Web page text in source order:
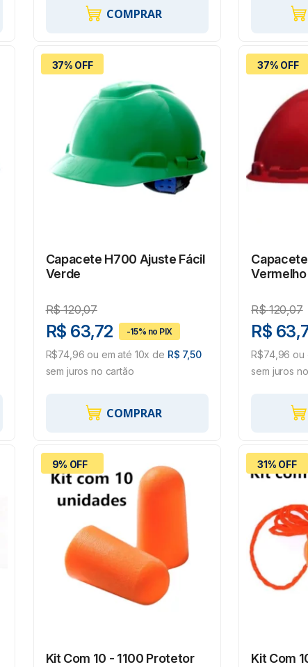
COMPRAR
37% OFF
Capacete H700 Ajuste Fácil
Verde
R$120,07
R$ 63,72
R$74,96 ou em até 10x de R$ 7,50
sem juros no cartão
COMPRAR
37% OFF
Vermelho
R$120,07
R$
R$74,96 ou
sem juros
9% OFF
Kit Com 10 - 1100 Protetor
31% OFF
Kit Com